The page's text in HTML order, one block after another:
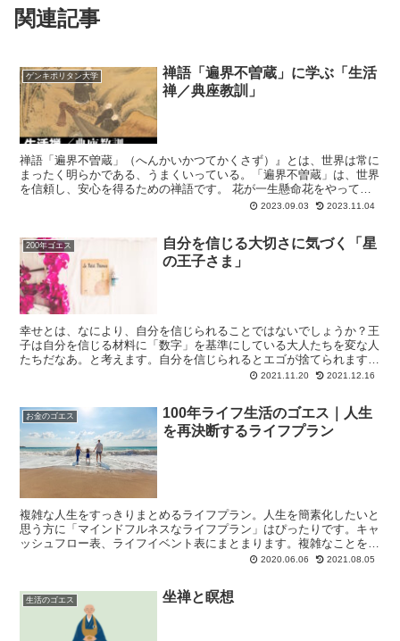
関連記事
ゲンキポリタン大学
禅語「遍界不曽蔵」に学ぶ「生活
禅／典座教訓」
禅語「遍界不曽蔵」（へんかいかつてかくさず）』とは、世界は常に
まったく明らかである、うまくいっている。「遍界不曽蔵」は、世界
を信頼し、安心を得るための禅語です。 花が一生懸命花をやってい
るように、月も木々もそれぞれに何も隠さずにやっている...
2023.09.03 2023.11.04
200年ゴエス
自分を信じる大切さに気づく「星
の王子さま」
幸せとは、なにより、自分を信じられることではないでしょうか？王
子は自分を信じる材料に「数字」を基準にしている大人たちを変な人
たちだなあ。と考えます。自分を信じられるとエゴが捨てられます。
エゴがなくなると見えなくても大切なものがわかります。旅は気づき
2021.11.20 2021.12.16
お金のゴエス
100年ライフ生活のゴエス｜人生
を再決断するライフプラン
複雑な人生をすっきりまとめるライフプラン。人生を簡素化したいと
思う方に「マインドフルネスなライフプラン」はぴったりです。キャ
ッシュフロー表、ライフイベント表にまとまります。複雑なことをル
ーチンワークして周活・週活・終活でエンドレスにワンダフルです。
2020.06.06 2021.08.05
生活のゴエス 坐禅と瞑想